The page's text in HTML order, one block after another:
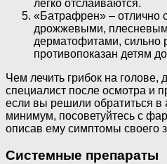
легко отслаиваются.
«Батрафрен» – отлично
дрожжевыми,
дерматофитами, сильно
противопоказан детям
Чем лечить грибок на голове,
специалист после осмотра и
если вы решили обратиться в
минимум, посоветуйтесь с
описав ему симптомы своего
Системные препараты